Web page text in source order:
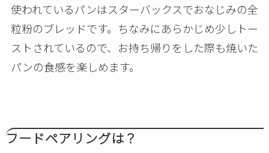
使われているパンはスターバックスでおなじみの全
粒粉のブレッドです。ちなみにあらかじめ少しトー
ストされているので、お持ち帰りをした際も焼いた
パンの食感を楽しめます。
フードペアリングは？